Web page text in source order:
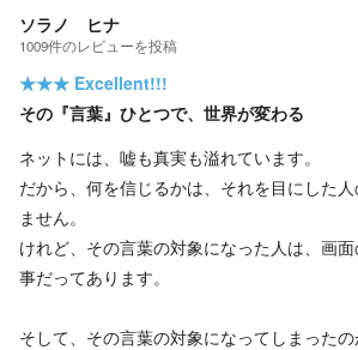
ソラノ ヒナ
1009件のレビューを投稿
★★★ Excellent!!!
その『言葉』ひとつで、世界が変わる
ネットには、嘘も真実も溢れています。
だから、何を信じるかは、それを目にした
ません。
けれど、その言葉の対象になった人は、画
事だってあります。
そして、その言葉の対象になってしまった